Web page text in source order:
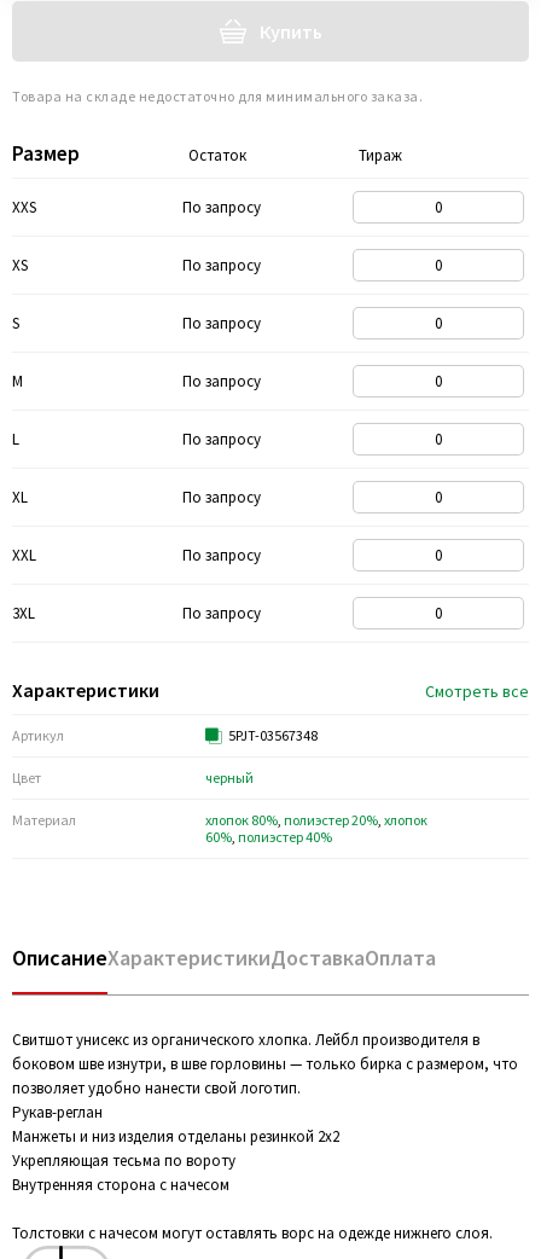
Размер Остаток Тираж
XXS По запросу
XS По запросу
S По запросу
M По запросу
L По запросу
XL По запросу
XXL По запросу
3XL По запросу
Характеристики Смотреть все
Артикул 5PJT-03567348
Цвет черный
Материал хлопок 80%, полиэстер 20%, хлопок
60%, полиэстер 40%
Купить
Товара на складе недостаточно для минимального заказа.
ОписаниеХарактеристикиДоставкаОплата
Свитшот унисекс из органического хлопка. Лейбл производителя в
боковом шве изнутри, в шве горловины — только бирка с размером, что
позволяет удобно нанести свой логотип.
Рукав-реглан
Манжеты и низ изделия отделаны резинкой 2х2
Укрепляющая тесьма по вороту
Внутренняя сторона с начесом
Толстовки с начесом могут оставлять ворс на одежде нижнего слоя.